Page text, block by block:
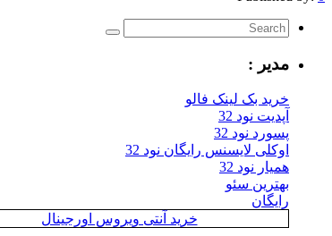
مدیر :
خرید بک لینک فالو
آپدیت نود 32
پسورد نود 32
اوکلی لایسنس رایگان نود 32
همیار نود 32
بهترین سئو
رایگان
خرید آنتی ویروس اورجینال